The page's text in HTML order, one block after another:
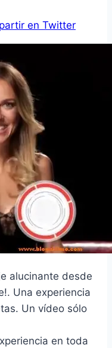
en Twitter
alucinante desde
Una experiencia
Un vídeo sólo
en toda